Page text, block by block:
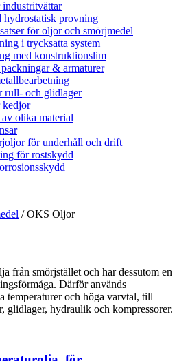
hydrostatisk provning
för oljor och smörjmedel
i trycksatta system
med konstruktionslim
& armaturer
rull- och glidlager
kedjor
olika material
för underhåll och drift
för rostskydd
/OKS Oljor
från smörjstället och har dessutom en
Därför används
temperaturer och höga varvtal, till
glidlager, hydraulik och kompressorer.